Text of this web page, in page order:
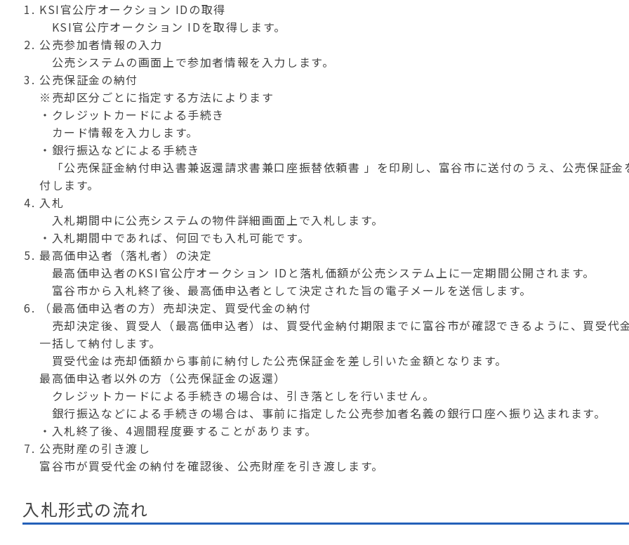
KSI官公庁オークション IDの取得
KSI官公庁オークション IDを取得します。
公売参加者情報の入力
公売システムの画面上で参加者情報を入力します。
公売保証金の納付
※売却区分ごとに指定する方法によります
・クレジットカードによる手続き
カード情報を入力します。
・銀行振込などによる手続き
「公売保証金納付申込書兼返還請求書兼口座振替依頼書 」を印刷し、富谷市に送付のうえ、公売保証金
付します。
入札
入札期間中に公売システムの物件詳細画面上で入札します。
・入札期間中であれば、何回でも入札可能です。
最高価申込者（落札者）の決定
最高価申込者のKSI官公庁オークション IDと落札価額が公売システム上に一定期間公開されます。
富谷市から入札終了後、最高価申込者として決定された旨の電子メールを送信します。
（最高価申込者の方）売却決定、買受代金の納付
売却決定後、買受人（最高価申込者）は、買受代金納付期限までに富谷市が確認できるように、買受代
一括して納付します。
買受代金は売却価額から事前に納付した公売保証金を差し引いた金額となります。
最高価申込者以外の方（公売保証金の返還）
クレジットカードによる手続きの場合は、引き落としを行いません。
銀行振込などによる手続きの場合は、事前に指定した公売参加者名義の銀行口座へ振り込まれます。
・入札終了後、4週間程度要することがあります。
公売財産の引き渡し
富谷市が買受代金の納付を確認後、公売財産を引き渡します。
入札形式の流れ